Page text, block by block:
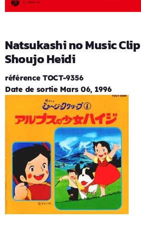
Natsukashi no Music Clip
Shoujo Heidi
référence TOCT-9356
Date de sortie Mars 06, 1996